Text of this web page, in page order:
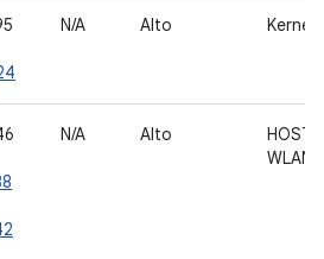
N/A Alto Kernel
N/A Alto
HOST
WLAN